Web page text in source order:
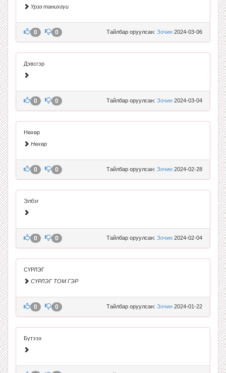
Үрээ танихгүи
Тайлбар оруулсан: Зочин 2024-03-06
0 0
Дэвсгэр
Тайлбар оруулсан: Зочин 2024-03-04
0 0
Нөхөр
Нөхөр
Тайлбар оруулсан: Зочин 2024-02-28
0 0
Элбэг
Тайлбар оруулсан: Зочин 2024-02-04
0 0
СҮРЛЭГ
СҮРЛЭГ ТОМ ГЭР
Тайлбар оруулсан: Зочин 2024-01-22
0 0
Бүтээх